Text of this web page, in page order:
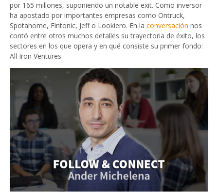
por 165 millones, suponiendo un notable exit. Como inversor
ha apostado por importantes empresas como Ontruck,
Spotahome, Fintonic, Jeff o Lookiero. En la conversación nos
contó entre otros muchos detalles su trayectoria de éxito, los
sectores en los que opera y en qué consiste su primer fondo:
All Iron Ventures.